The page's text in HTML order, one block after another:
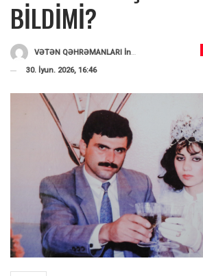
BİLDİMİ?
VƏTƏN QƏHRƏMANLARI İnformasiya Portalı
30. İyun. 2026, 16:46